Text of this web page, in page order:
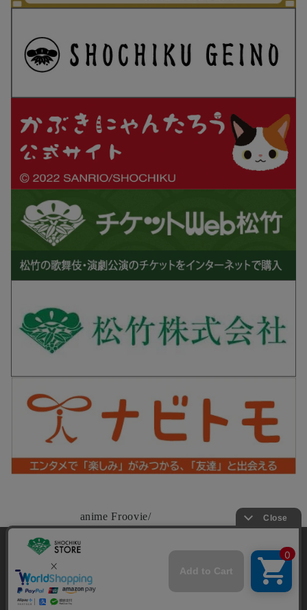
anime Froovie/
Copyright©SHOCHIKU Co.,Ltd. All Rights Reserved.
当サイトでは利用体験の向上およびコンテンツの最適な提供、ト
ラフィックの分析を目的としてCookieを使用しています。
サイトの閲覧を継続された場合、Cookieの利用に同意したことも
のといたします。
詳細については